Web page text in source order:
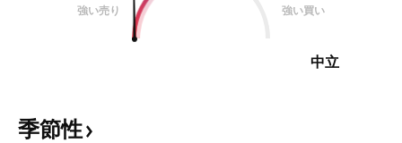
強い売り 強い買い
中立
季節性